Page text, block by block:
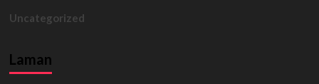
Uncategorized
Laman